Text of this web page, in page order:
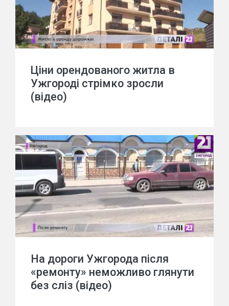
Ціни орендованого житла в
Ужгороді стрімко зросли
(відео)
На дороги Ужгорода після
«ремонту» неможливо глянути
без сліз (відео)